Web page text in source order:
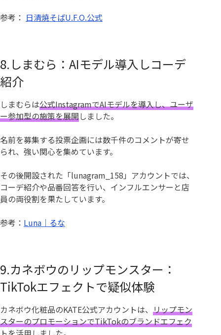
参考： 日清焼そばU.F.O.公式
8.しまむら：AIモデル導入しコーデ
紹介
しまむらは公式InstagramでAIモデルを導入し、ユーザ
ー参加型の施策を展開しました。
名前を募集する投票企画には数千件のコメントが寄せ
られ、強い関心を集めています。
その後開設された「lunagram_158」アカウントでは、
コーデ紹介や品番回答を行い、インフルエンサーと店
員の両役割を果たしています。
参考： Luna｜るな
9.カネボウのリップモンスター：
TikTokエフェクトで疑似体験
カネボウ化粧品のKATE公式アカウントは、 リップモン
スターのプロモーションでTikTokのブランドエフェク